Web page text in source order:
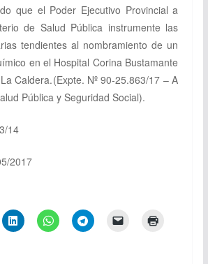
que el Poder Ejecutivo Provincial a
de Salud Pública instrumente las
tendientes al nombramiento de un
en el Hospital Corina Bustamante
Caldera.(Expte. Nº 90-25.863/17 – A
Pública y Seguridad Social).
14
2017